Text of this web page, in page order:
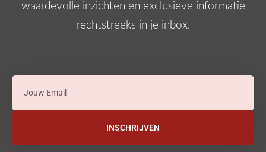
waardevolle inzichten en exclusieve informatie
rechtstreeks in je inbox.
INSCHRIJVEN